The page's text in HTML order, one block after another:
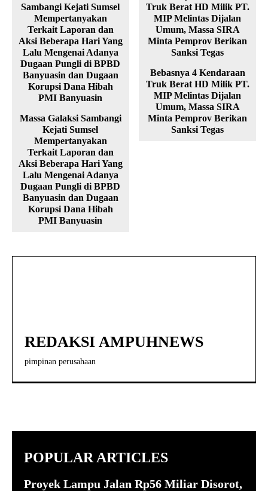
Massa Galaksi Sambangi
Kejati Sumsel
Mempertanyakan
Terkait Laporan dan
Aksi Beberapa Hari Yang
Lalu Mengenai Adanya
Dugaan Pungli di BPBD
Banyuasin dan Dugaan
Korupsi Dana Hibah
PMI Banyuasin
Bebasnya 4 Kendaraan
Truk Berat HD Milik PT.
MIP Melintas Dijalan
Umum, Massa SIRA
Minta Pemprov Berikan
Sanksi Tegas
REDAKSI AMPUHNEWS
pimpinan perusahaan
POPULAR ARTICLES
Proyek Lampu Jalan Rp56 Miliar Disorot,